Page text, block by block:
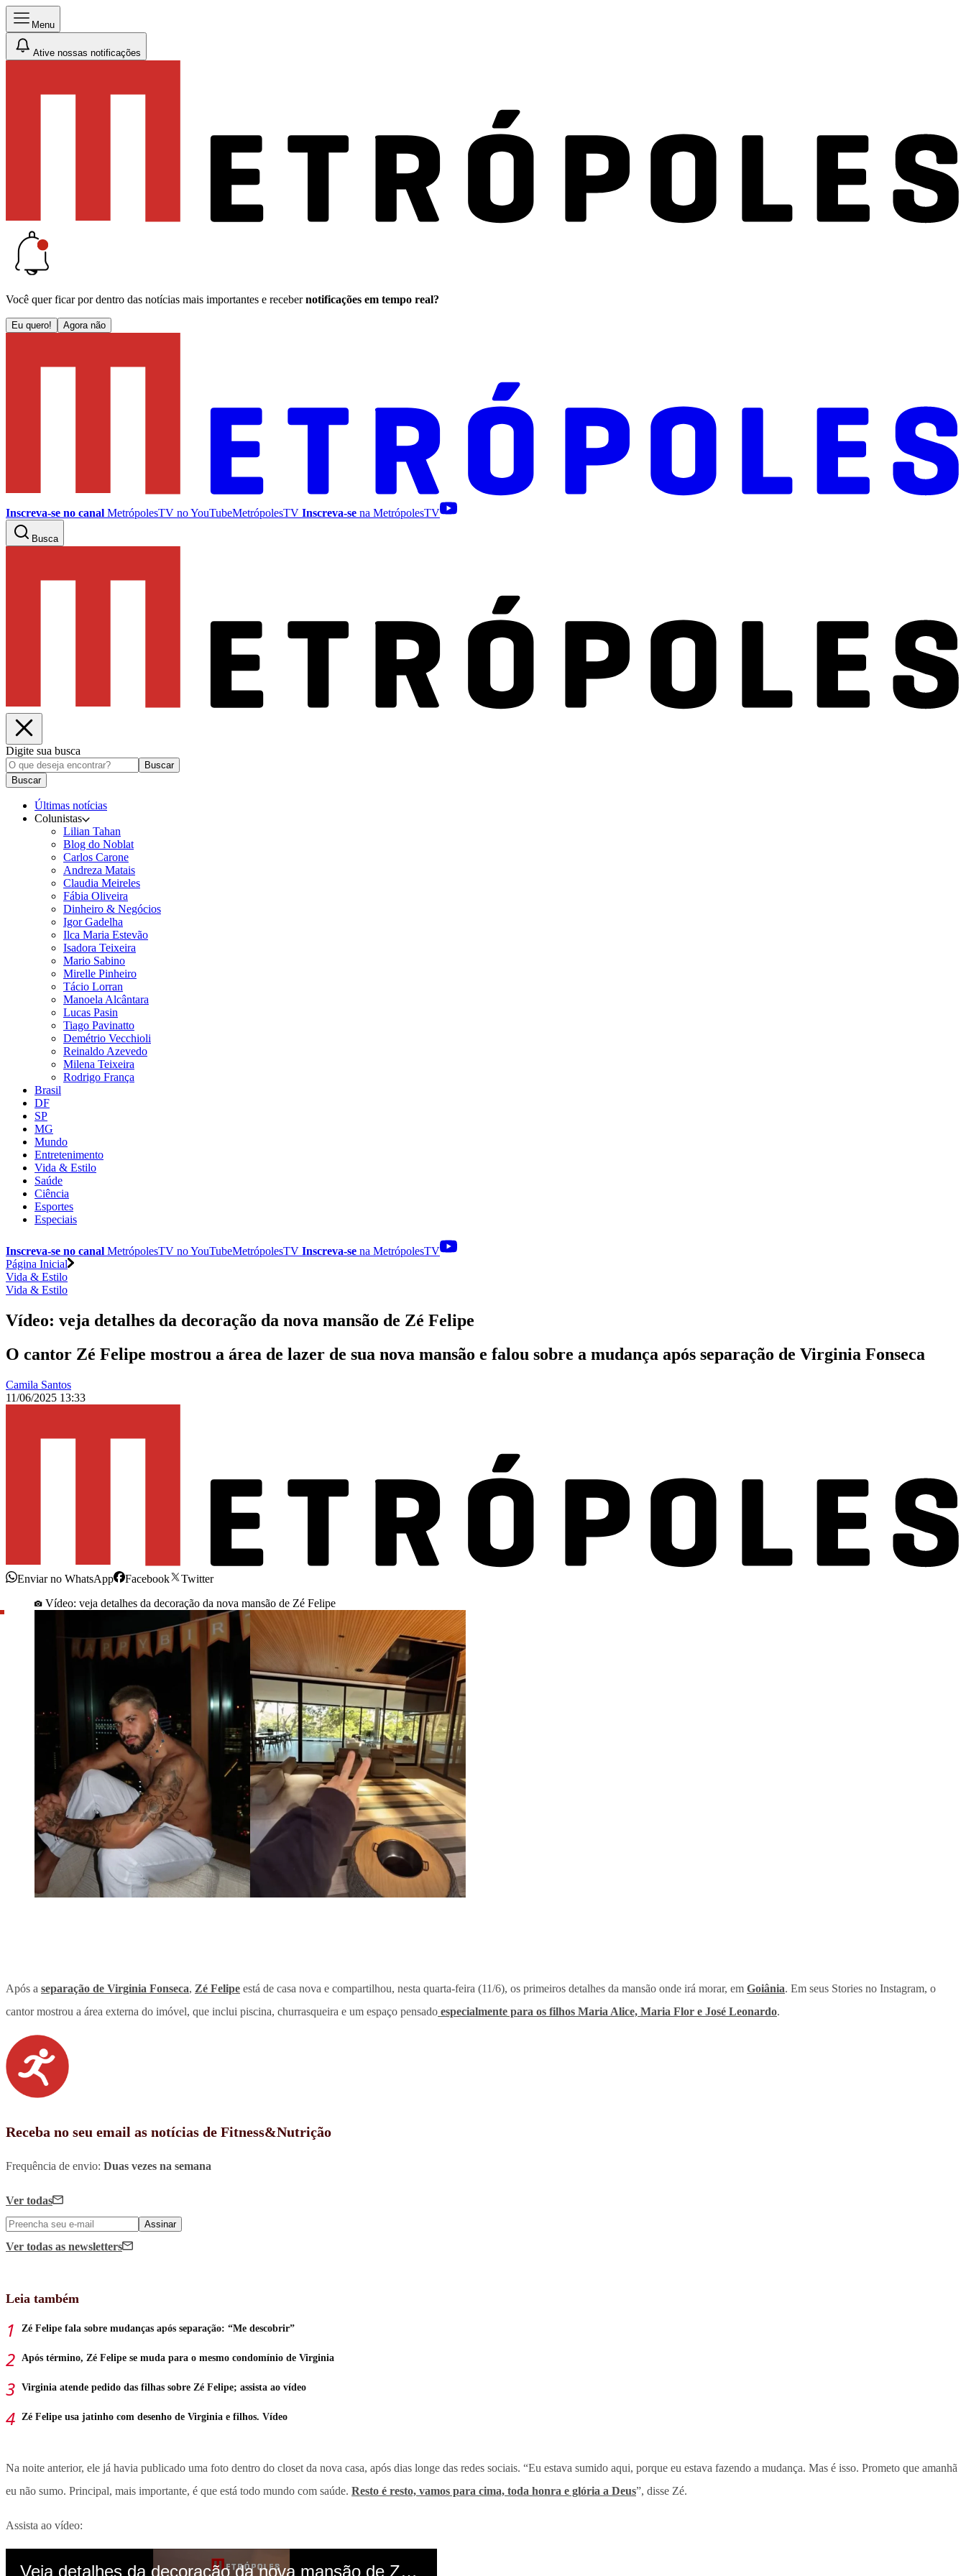
Menu
Ative nossas notificações
Você quer ficar por dentro das notícias mais importantes e receber notificações em tempo real?
Eu quero! Agora não
Inscreva-se no canal MetrópolesTV noYouTubeMetrópolesTV Inscreva-se na MetrópolesTV
Busca
Digite sua busca
Buscar
Buscar
Últimas notícias
Colunistas
Lilian Tahan
Blog do Noblat
Carlos Carone
Andreza Matais
Claudia Meireles
Fábia Oliveira
Dinheiro & Negócios
Igor Gadelha
Ilca Maria Estevão
Isadora Teixeira
Mario Sabino
Mirelle Pinheiro
Tácio Lorran
Manoela Alcântara
Lucas Pasin
Tiago Pavinatto
Demétrio Vecchioli
Reinaldo Azevedo
Milena Teixeira
Rodrigo França
Brasil
DF
SP
MG
Mundo
Entretenimento
Vida & Estilo
Saúde
Ciência
Esportes
Especiais
Inscreva-se no canal MetrópolesTV noYouTubeMetrópolesTV Inscreva-se na MetrópolesTV
Página Inicial
Vida & Estilo
Vida & Estilo
Vídeo: veja detalhes da decoração da nova mansão de Zé Felipe
O cantor Zé Felipe mostrou a área de lazer de sua nova mansão e falou sobre a mudança após separação de Virginia Fonseca
Camila Santos
11/06/2025 13:33
Enviar no WhatsApp Facebook
Twitter
Vídeo: veja detalhes da decoração da nova mansão de Zé Felipe
Após a separação de Virginia Fonseca, Zé Felipe está de casa nova e compartilhou, nesta quarta-feira (11/6), os primeiros detalhes da mansão onde irá morar, em Goiânia. Em seus Stories no Instagram, o
cantor mostrou a área externa do imóvel, que inclui piscina, churrasqueira e um espaço pensado especialmente para os filhos Maria Alice, Maria Flor e José Leonardo.
Receba no seu email as notícias de Fitness&Nutrição
Frequência de envio: Duas vezes na semana
Ver todas
Assinar
Ver todas as newsletters
Leia também
Zé Felipe fala sobre mudanças após separação: “Me descobrir”
Após término, Zé Felipe se muda para o mesmo condomínio de Virginia
Virginia atende pedido das filhas sobre Zé Felipe; assista ao vídeo
Zé Felipe usa jatinho com desenho de Virginia e filhos. Vídeo
Na noite anterior, ele já havia publicado uma foto dentro do closet da nova casa, após dias longe das redes sociais. “Eu estava sumido aqui, porque eu estava fazendo a mudança. Mas é isso. Prometo que amanhã
eu não sumo. Principal, mais importante, é que está todo mundo com saúde. Resto é resto, vamos para cima, toda honra e glória a Deus”, disse Zé.
Assista ao vídeo: